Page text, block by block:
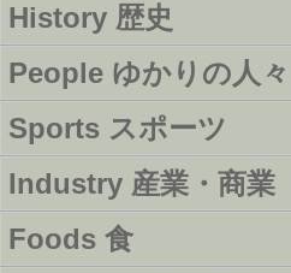
History 歴史
People ゆかりの人々
Sports スポーツ
Industry 産業・商業
Foods 食